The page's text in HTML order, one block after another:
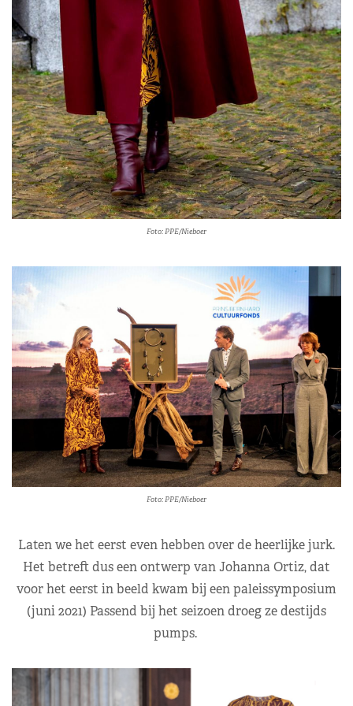
Foto: PPE/Nieboer
Foto: PPE/Nieboer
Laten we het eerst even hebben over de heerlijke jurk.
Het betreft dus een ontwerp van Johanna Ortiz, dat
voor het eerst in beeld kwam bij een paleissymposium
(juni 2021) Passend bij het seizoen droeg ze destijds
pumps.